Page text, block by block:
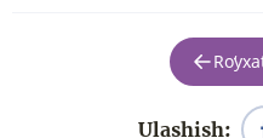
Ulashish: